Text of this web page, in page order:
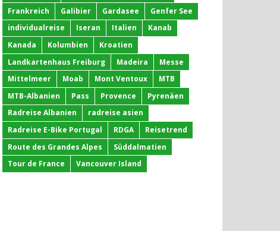
Frankreich
Galibier Gardasee
Genfer See
individualreise
Iseran Italien
Kanab
Kanada
Kolumbien
Kroatien
Landkartenhaus Freiburg
Madeira
Messe
Mittelmeer
Moab Mont Ventoux
MTB
MTB-Albanien
Pass Provence
Pyrenäen
Radreise Albanien
radreise asien
Radreise E-Bike Portugal
RDGA
Reisetrend
Route des Grandes Alpes
Süddalmatien
Tour de France
Vancouver Island